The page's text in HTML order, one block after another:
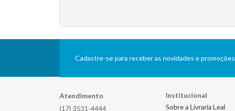
Cadastre-se para receber as novidades e promoções
Atendimento
(17) 3531-4444
Institucional
Sobre a Livraria Leal